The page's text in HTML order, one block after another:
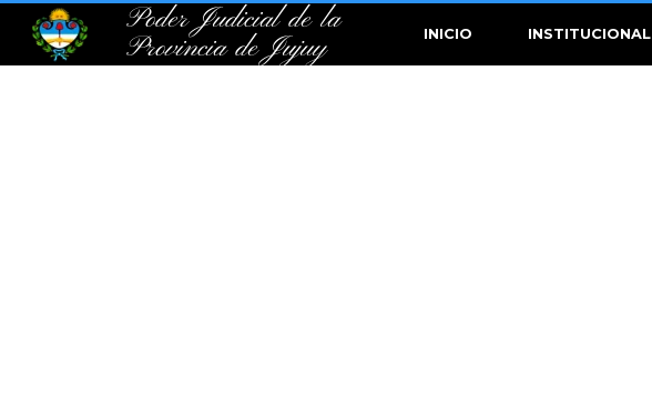
Poder Judicial de la
Provincia de Jujuy
INICIO INSTITUCIONAL